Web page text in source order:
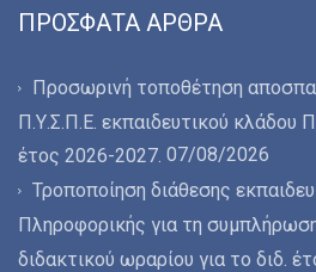
ΠΡΌΣΦΑΤΑ ΆΡΘΡΑ
Προσωρινή τοποθέτηση
Π.Υ.Σ.Π.Ε. εκπαιδευτικού κλάδου
έτος 2026-2027. 07/08/2026
Τροποποίηση διάθεσης
Πληροφορικής για τη
διδακτικού ωραρίου για το διδ.